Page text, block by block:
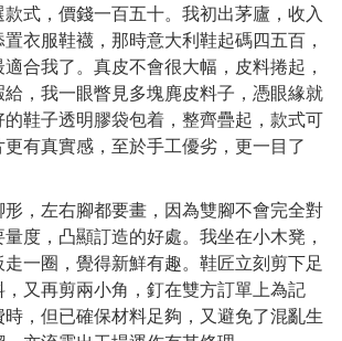
式，價錢一百五十。我初出茅廬，收入
衣服鞋襪，那時意大利鞋起碼四五百，
合我了。真皮不會很大幅，皮料捲起，
，我一眼瞥見多塊麂皮料子，憑眼緣就
鞋子透明膠袋包着，整齊疊起，款式可
有真實感，至於手工優劣，更一目了
，左右腳都要畫，因為雙腳不會完全對
度，凸顯訂造的好處。我坐在小木凳，
一圈，覺得新鮮有趣。鞋匠立刻剪下足
又再剪兩小角，釘在雙方訂單上為記
，但已確保材料足夠，又避免了混亂生